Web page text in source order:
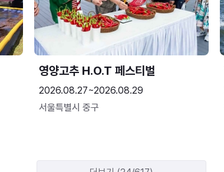
영양고추 H.O.T 페스티벌
2026.08.27~2026.08.29
서울특별시 중구